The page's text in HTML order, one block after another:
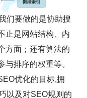
们要做的是协助搜
止是网站结构、内
方面；还有算法的
排序的权重等。
优化的目标,拥
以及对SEO规则的